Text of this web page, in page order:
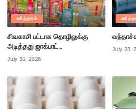
வர்த்தகம்
சிவகாசி பட்டாசு தொழிலுக்கு
அடித்தது ஜாக்பாட்…
July 30, 2026
July 28,